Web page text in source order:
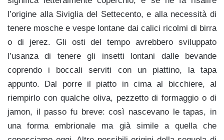
l’origine alla Siviglia del Settecento, e alla necessità di
tenere mosche e vespe lontane dai calici ricolmi di birra
o di jerez. Gli osti del tempo avrebbero sviluppato
l’usanza di tenere gli insetti lontani dalle bevande
coprendo i boccali serviti con un piattino, la tapa
appunto. Dal porre il piatto in cima al bicchiere, al
riempirlo con qualche oliva, pezzetto di formaggio o di
jamon, il passo fu breve: così nascevano le tapas, in
una forma embrionale ma già simile a quella che